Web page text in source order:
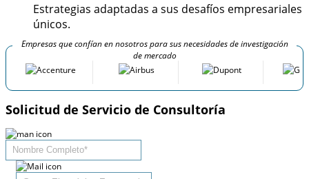
Estrategias adaptadas a sus desafíos empresariales
únicos.
Empresas que confían en nosotros para sus necesidades de investigación
de mercado
Solicitud de Servicio de Consultoría